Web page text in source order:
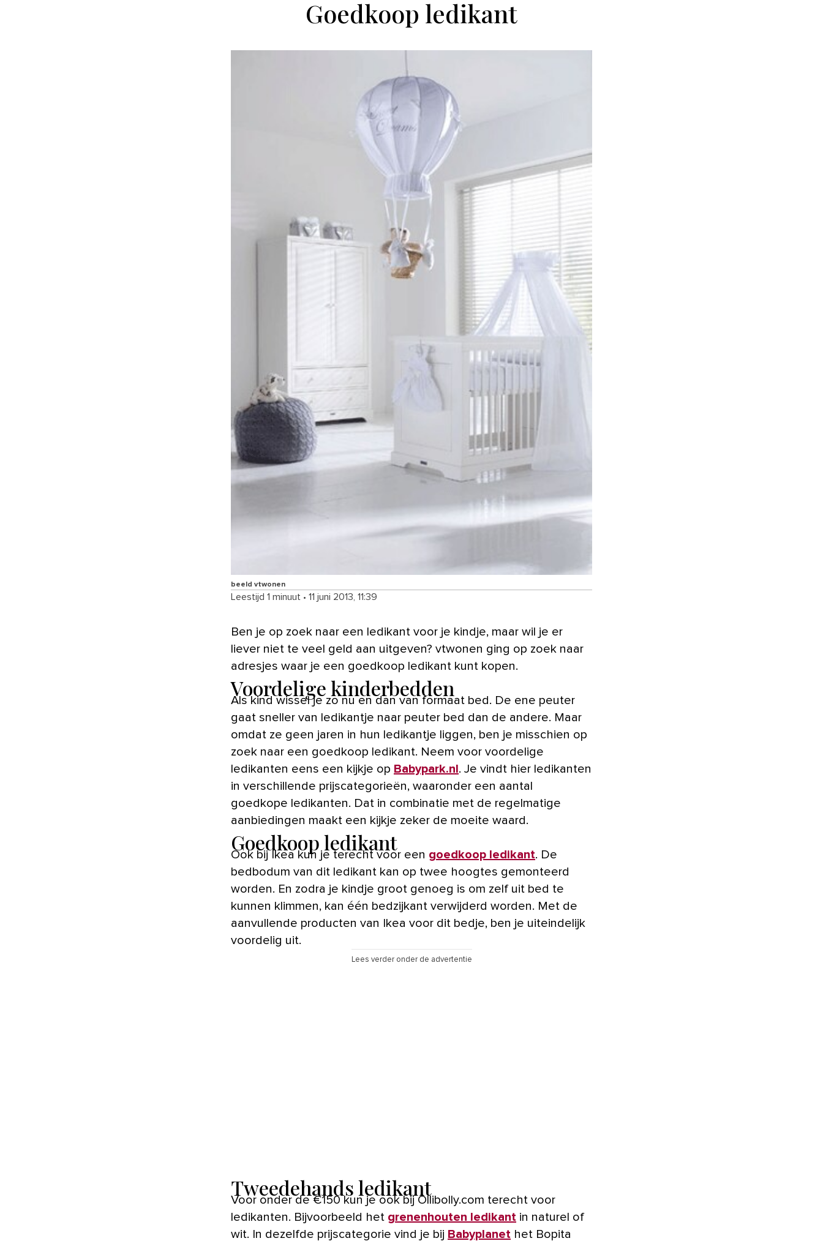
Goedkoop ledikant
beeld vtwonen
Leestijd 1 minuut • 11 juni 2013, 11:39
Ben je op zoek naar een ledikant voor je kindje, maar wil je er
liever niet te veel geld aan uitgeven? vtwonen ging op zoek naar
adresjes waar je een goedkoop ledikant kunt kopen.
Voordelige kinderbedden
Als kind wissel je zo nu en dan van formaat bed. De ene peuter
gaat sneller van ledikantje naar peuter bed dan de andere. Maar
omdat ze geen jaren in hun ledikantje liggen, ben je misschien op
zoek naar een goedkoop ledikant. Neem voor voordelige
ledikanten eens een kijkje op Babypark.nl. Je vindt hier ledikanten
in verschillende prijscategorieën, waaronder een aantal
goedkope ledikanten. Dat in combinatie met de regelmatige
aanbiedingen maakt een kijkje zeker de moeite waard.
Goedkoop ledikant
Ook bij Ikea kun je terecht voor een goedkoop ledikant. De
bedbodum van dit ledikant kan op twee hoogtes gemonteerd
worden. En zodra je kindje groot genoeg is om zelf uit bed te
kunnen klimmen, kan één bedzijkant verwijderd worden. Met de
aanvullende producten van Ikea voor dit bedje, ben je uiteindelijk
voordelig uit.
Lees verder onder de advertentie
Tweedehands ledikant
Voor onder de €150 kun je ook bij Ollibolly.com terecht voor
ledikanten. Bijvoorbeeld het grenenhouten ledikant in naturel of
wit. In dezelfde prijscategorie vind je bij Babyplanet het Bopita